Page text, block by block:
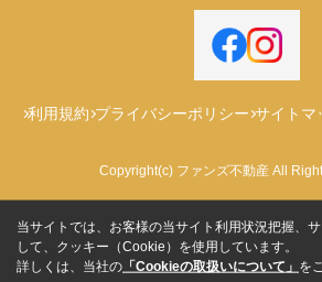
利用規約 プライバシーポリシー サイトマ
Copyright(c) ファンズ不動産 All
当サイトでは、お客様の当サイト利用状況把握、
して、クッキー（Cookie）を使用しています。
詳しくは、当社の 「Cookieの取扱いについて」 を